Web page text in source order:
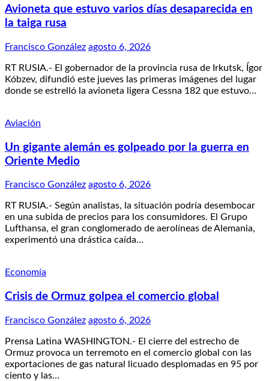
Avioneta que estuvo varios días desaparecida en
la taiga rusa
Francisco González agosto 6, 2026
RT RUSIA.- El gobernador de la provincia rusa de Irkutsk, Ígor
Kóbzev, difundió este jueves las primeras imágenes del lugar
donde se estrelló la avioneta ligera Cessna 182 que estuvo…
Aviación
Un gigante alemán es golpeado por la guerra en
Oriente Medio
Francisco González agosto 6, 2026
RT RUSIA.- Según analistas, la situación podría desembocar
en una subida de precios para los consumidores. El Grupo
Lufthansa, el gran conglomerado de aerolíneas de Alemania,
experimentó una drástica caída…
Economía
Crisis de Ormuz golpea el comercio global
Francisco González agosto 6, 2026
Prensa Latina WASHINGTON.- El cierre del estrecho de
Ormuz provoca un terremoto en el comercio global con las
exportaciones de gas natural licuado desplomadas en 95 por
ciento y las…